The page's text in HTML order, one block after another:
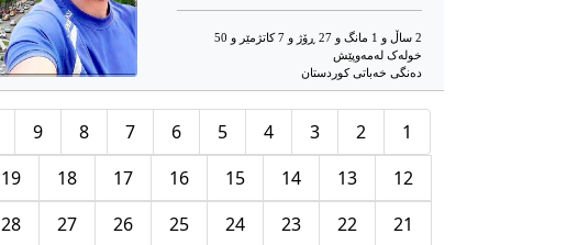
2 ساڵ و 1 مانگ و 27 ڕۆژ و 7 کاتژمێر و 50
خوله‌ک له‌مه‌وپێش‌
دەنگی خەباتی کوردستان
1
2
3
4
5
6
7
8
9
12
13
14
15
16
17
18
19
21
22
23
24
25
26
27
28